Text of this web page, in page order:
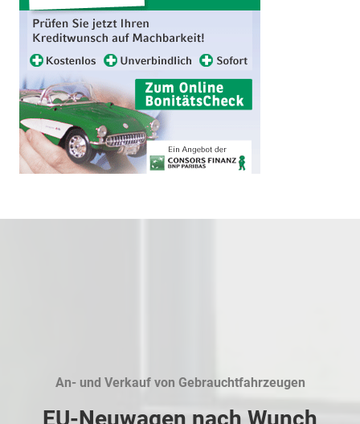
An- und Verkauf von Gebrauchtfahrzeugen
EU-Neuwagen nach Wunch